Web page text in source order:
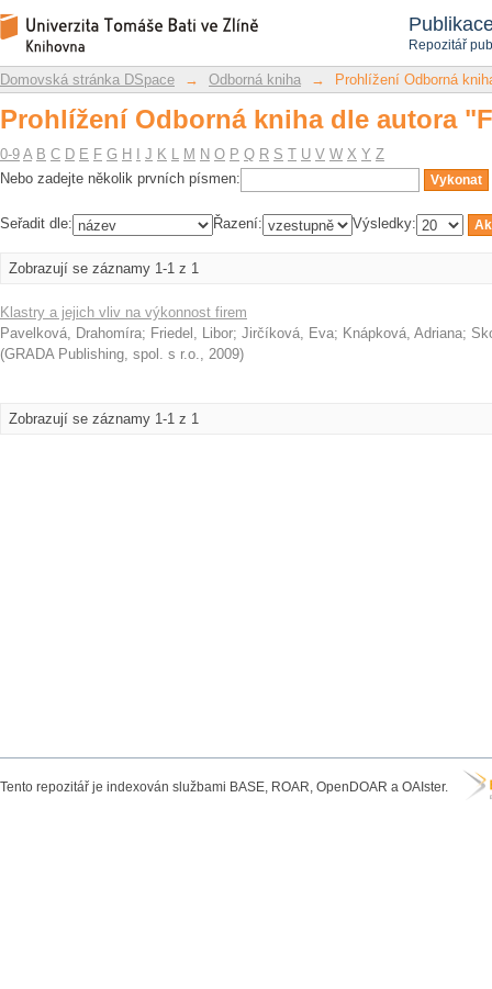
Repozitář
Prohlížení Odborná kniha dle autora
Repozitář DSpace/Manakin
Domovská stránka DSpace → Odborná kniha → Prohlížení Odborná
Prohlížení Odborná kniha dle autora
0-9 A B C D E F G H J K L M N O P Q R S T U V W X Y Z
Nebo zadejte několik prvních písmen:
Seřadit dle: Řazení: Výsledky:
Zobrazují se záznamy 1-1 z 1
Klastry a jejich vliv na výkonnost firem
Pavelková, Drahomíra; Friedel, Libor; Jirčíková, Eva; Knápková, Adriana;
(GRADA Publishing, spol. s r.o., 2009)
Zobrazují se záznamy 1-1 z 1
Tento repozitář je indexován službami BASE, ROAR, OpenDOAR a OAIster.